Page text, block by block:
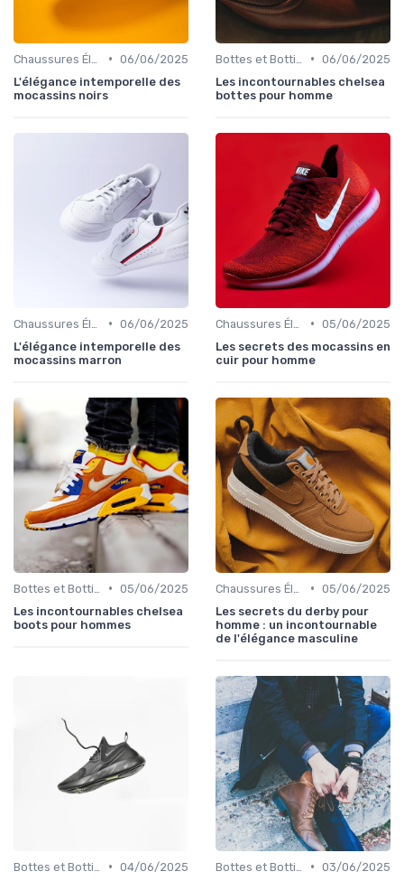
• 06/06/2025
L'élégance intemporelle des
mocassins noirs
• 06/06/2025
Les incontournables chelsea
bottes pour homme
• 06/06/2025
L'élégance intemporelle des
mocassins marron
• 05/06/2025
Les secrets des mocassins en
cuir pour homme
• 05/06/2025
Les incontournables chelsea
boots pour hommes
• 05/06/2025
Les secrets du derby pour
homme : un incontournable
de l'élégance masculine
• 04/06/2025
• 03/06/2025